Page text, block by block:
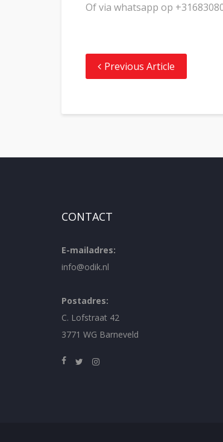
Of via whatsapp op
Previous Article
CONTACT
E-mailadres:
info@odik.nl
Postadres:
C. Lofstraat 42
3771 WG Barneveld